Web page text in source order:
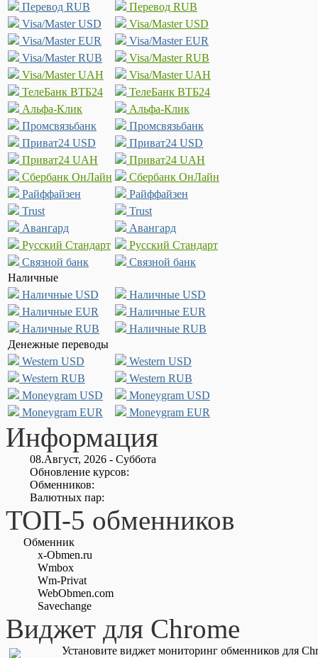
Перевод RUB
Перевод RUB
Visa/Master USD
Visa/Master USD
Visa/Master EUR
Visa/Master EUR
Visa/Master RUB
Visa/Master RUB
Visa/Master UAH
Visa/Master UAH
ТелеБанк ВТБ24
ТелеБанк ВТБ24
Альфа-Клик
Альфа-Клик
Промсвязьбанк
Промсвязьбанк
Приват24 USD
Приват24 USD
Приват24 UAH
Приват24 UAH
Сбербанк ОнЛайн
Сбербанк ОнЛайн
Райффайзен
Райффайзен
Trust
Trust
Авангард
Авангард
Русский Стандарт
Русский Стандарт
Связной банк
Связной банк
Наличные
Наличные USD
Наличные USD
Наличные EUR
Наличные EUR
Наличные RUB
Наличные RUB
Денежные переводы
Western USD
Western USD
Western RUB
Western RUB
Moneygram USD
Moneygram USD
Moneygram EUR
Moneygram EUR
Информация
08.Август, 2026 - Суббота
Обновление курсов:
Обменников:
Валютных пар:
ТОП-5 обменников
Обменник
x-Obmen.ru
Wmbox
Wm-Privat
WebObmen.com
Savechange
Виджет для Chrome
Установите виджет мониторинг обменников для